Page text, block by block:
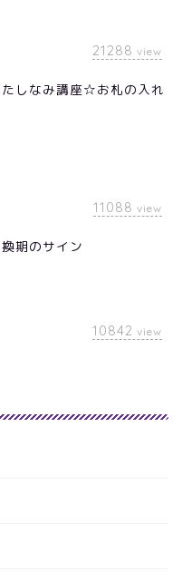
21288 view
たしなみ講座☆お札の入れ
11088 view
期のサイン
10842 view